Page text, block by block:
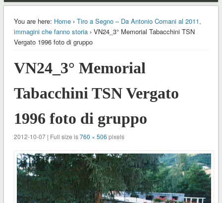
You are here: Home› Tiro a Segno – Da Antonio Comani al 2011,
immagini che fanno storia› VN24_3° Memorial Tabacchini TSN
Vergato 1996 foto di gruppo
VN24_3° Memorial
Tabacchini TSN Vergato
1996 foto di gruppo
2012-10-07 | Full size is760 × 506 pixels